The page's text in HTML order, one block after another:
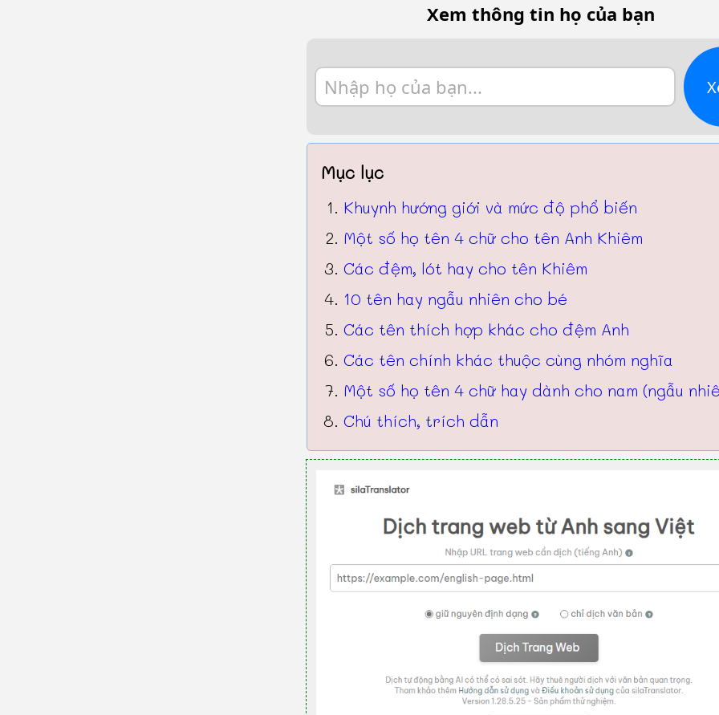
Xem thông tin họ của bạn
Mục lục
Khuynh hướng giới và mức độ phổ biến
Một số họ tên 4 chữ cho tên Anh Khiêm
Các đệm, lót hay cho tên Khiêm
10 tên hay ngẫu nhiên cho bé
Các tên thích hợp khác cho đệm Anh
Các tên chính khác thuộc cùng nhóm nghĩa
Một số họ tên 4 chữ hay dành cho nam (ngẫu
Chú thích, trích dẫn